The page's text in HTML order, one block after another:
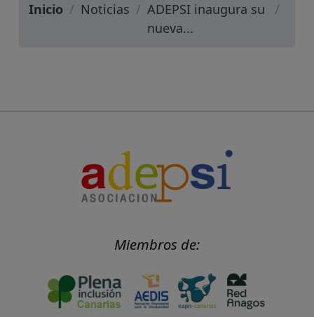
Inicio / Noticias / ADEPSI inaugura su
nueva...
/
Miembros de: